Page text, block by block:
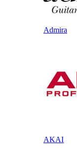
Admira
AKAI